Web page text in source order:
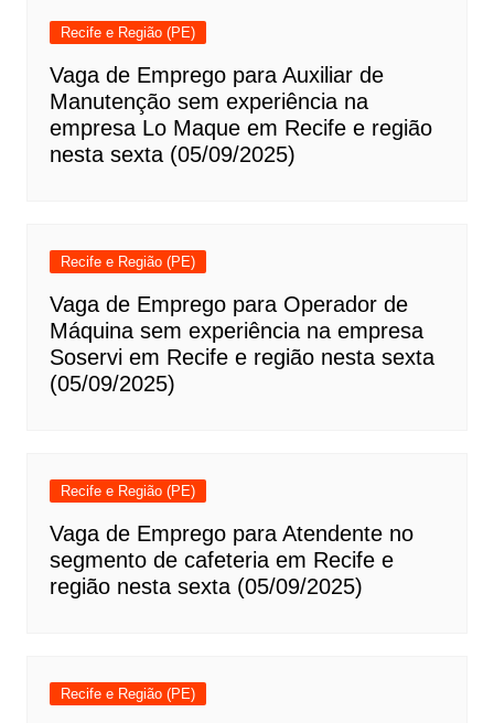
Recife e Região (PE)
Vaga de Emprego para Auxiliar de
Manutenção sem experiência na
empresa Lo Maque em Recife e região
nesta sexta (05/09/2025)
Recife e Região (PE)
Vaga de Emprego para Operador de
Máquina sem experiência na empresa
Soservi em Recife e região nesta sexta
(05/09/2025)
Recife e Região (PE)
Vaga de Emprego para Atendente no
segmento de cafeteria em Recife e
região nesta sexta (05/09/2025)
Recife e Região (PE)